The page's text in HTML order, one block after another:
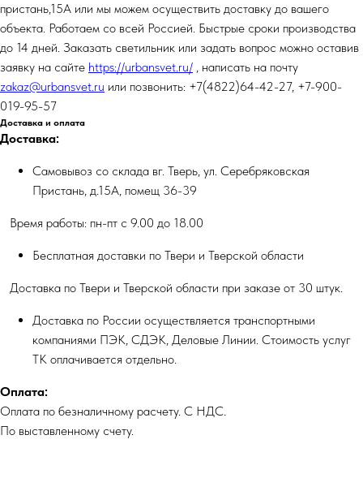
пристань,15А или мы можем осуществить доставку до вашего
объекта. Работаем со всей Россией. Быстрые сроки производства
до 14 дней. Заказать светильник или задать вопрос можно оставив
заявку на сайте https://urbansvet.ru/ , написать на почту
zakaz@urbansvet.ru или позвонить: +7(4822)64-42-27, +7-900-
019-95-57
Доставка и оплата
Доставка:
Самовывоз со склада вг. Тверь, ул. Серебряковская
Пристань, д.15А, помещ 36-39
Время работы: пн-пт с 9.00 до 18.00
Бесплатная доставки по Твери и Тверской области
Доставка по Твери и Тверской области при заказе от 30 штук.
Доставка по России осуществляется транспортными
компаниями ПЭК, СДЭК, Деловые Линии. Стоимость услуг
ТК оплачивается отдельно.
Оплата:
Оплата по безналичному расчету. С НДС.
По выставленному счету.